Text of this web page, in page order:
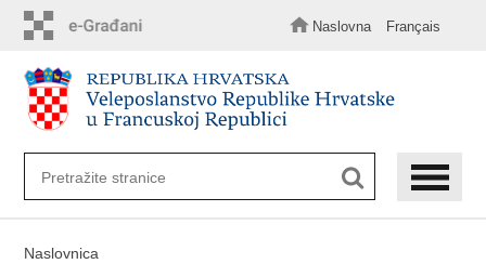
sadržaj
Naslovna Français
Naslovnica